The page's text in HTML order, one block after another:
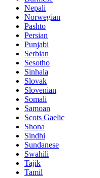
Nepali
Norwegian
Pashto
Persian
Punjabi
Serbian
Sesotho
Sinhala
Slovak
Slovenian
Somali
Samoan
Scots Gaelic
Shona
Sindhi
Sundanese
Swahili
Tajik
Tamil